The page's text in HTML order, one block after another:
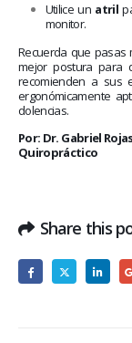
Utilice un atril
monitor.
Recuerda que pasas
mejor postura para
recomienden a sus
ergonómicamente
dolencias.
Por: Dr. Gabriel
Quiropráctico
Share this